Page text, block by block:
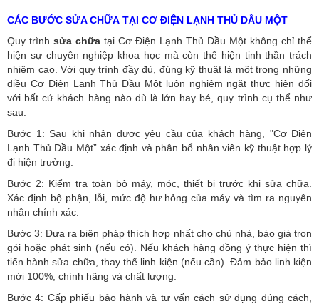
CÁC BƯỚC SỬA CHỮA TẠI CƠ ĐIỆN LẠNH THỦ DẦU MỘT
Quy trình sửa chữa tại Cơ Điện Lạnh Thủ Dầu Một không chỉ thể
hiện sự chuyên nghiệp khoa học mà còn thể hiện tinh thần trách
nhiệm cao. Với quy trình đầy đủ, đúng kỹ thuật là một trong những
điều Cơ Điện Lạnh Thủ Dầu Một luôn nghiêm ngặt thực hiện đối
với bất cứ khách hàng nào dù là lớn hay bé, quy trình cụ thể như
sau:
Bước 1: Sau khi nhận được yêu cầu của khách hàng, "Cơ Điện
Lạnh Thủ Dầu Một” xác định và phân bổ nhân viên kỹ thuật hợp lý
đi hiện trường.
Bước 2: Kiểm tra toàn bộ máy, móc, thiết bị trước khi sửa chữa.
Xác định bộ phận, lỗi, mức độ hư hỏng của máy và tìm ra nguyên
nhân chính xác.
Bước 3: Đưa ra biện pháp thích hợp nhất cho chủ nhà, báo giá trọn
gói hoặc phát sinh (nếu có). Nếu khách hàng đồng ý thực hiện thì
tiến hành sửa chữa, thay thế linh kiện (nếu cần). Đảm bảo linh kiện
mới 100%, chính hãng và chất lượng.
Bước 4: Cấp phiếu bảo hành và tư vấn cách sử dụng đúng cách,